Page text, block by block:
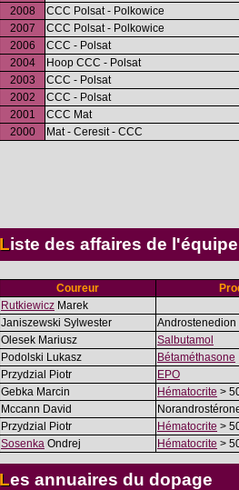
2008
CCC Polsat - Polkowice
2007
CCC Polsat - Polkowice
2006
CCC - Polsat
2004
Hoop CCC - Polsat
2003
CCC - Polsat
2002
CCC - Polsat
2001
CCC Mat
2000
Mat - Ceresit - CCC
Liste des affaires de l'équipe
Coureur
Rutkiewicz Marek
Janiszewski Sylwester
Androstenedion
Olesek Mariusz
Salbutamol
Podolski Lukasz
Bétaméthasone
Przydzial Piotr
EPO
Gebka Marcin
Hématocrite >
Mccann David
Przydzial Piotr
Hématocrite >
Sosenka Ondrej Hématocrite >
Les annuaires du dopage